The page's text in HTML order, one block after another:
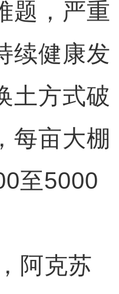
题，严重
续健康发
土方式破
每亩大棚
至5000
克苏